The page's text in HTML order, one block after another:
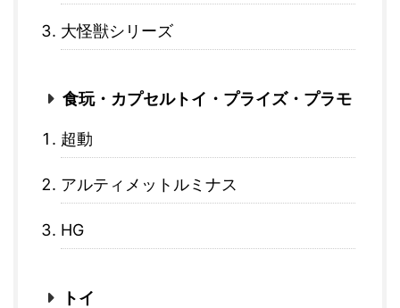
大怪獣シリーズ
食玩・カプセルトイ・プライズ・プラモ
超動
アルティメットルミナス
HG
トイ